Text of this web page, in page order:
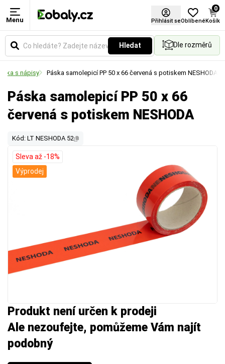
Menu Přihlásit seOblíbené
0
Košík
Hledat Dle rozměrů
s nápisy Páska samolepicí PP 50 x 66 červená s potiskem NESHODA
Páska samolepicí PP 50 x 66
červená s potiskem NESHODA
Kód: LT NESHODA 52
Produkt není určen k prodeji
Ale nezoufejte, pomůžeme Vám najít
podobný
Sleva až -18%
Výprodej